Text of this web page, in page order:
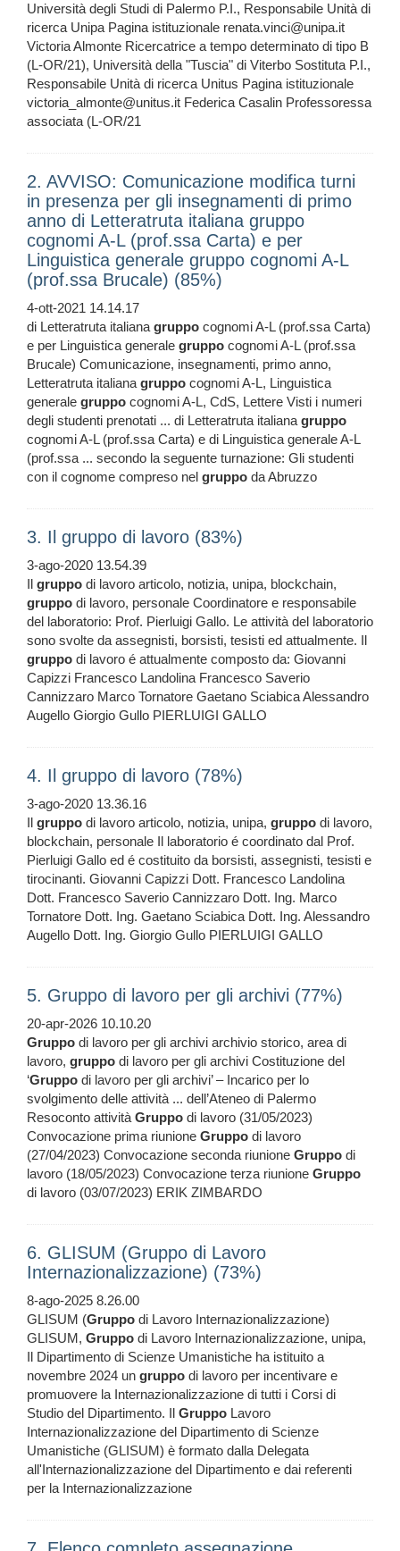
Università degli Studi di Palermo P.I., Responsabile Unità di
ricerca Unipa Pagina istituzionale renata.vinci@unipa.it
Victoria Almonte Ricercatrice a tempo determinato di tipo B
(L-OR/21), Università della "Tuscia" di Viterbo Sostituta P.I.,
Responsabile Unità di ricerca Unitus Pagina istituzionale
victoria_almonte@unitus.it Federica Casalin Professoressa
associata (L-OR/21
2. AVVISO: Comunicazione modifica turni
in presenza per gli insegnamenti di primo
anno di Letteratruta italiana gruppo
cognomi A-L (prof.ssa Carta) e per
Linguistica generale gruppo cognomi A-L
(prof.ssa Brucale) (85%)
4-ott-2021 14.14.17
di Letteratruta italianagruppo cognomi A-L (prof.ssa Carta)
e per Linguistica generale gruppo cognomi A-L (prof.ssa
Brucale) Comunicazione, insegnamenti, primo anno,
Letteratruta italianagruppo cognomi A-L, Linguistica
generale gruppo cognomi A-L, CdS, Lettere Visti i numeri
degli studenti prenotati ... di Letteratruta italianagruppo
cognomi A-L (prof.ssa Carta) e di Linguistica generale A-L
(prof.ssa ... secondo la seguente turnazione: Gli studenti
con il cognome compreso nel gruppo da Abruzzo
3. Il gruppo di lavoro (83%)
3-ago-2020 13.54.39
Il gruppo di lavoro articolo, notizia, unipa, blockchain,
gruppo di lavoro, personale Coordinatore e responsabile
del laboratorio: Prof. Pierluigi Gallo. Le attività del laboratorio
sono svolte da assegnisti, borsisti, tesisti ed attualmente. Il
gruppo di lavoro é attualmente composto da: Giovanni
Capizzi Francesco Landolina Francesco Saverio
Cannizzaro Marco Tornatore Gaetano Sciabica Alessandro
Augello Giorgio Gullo PIERLUIGI GALLO
4. Il gruppo di lavoro (78%)
3-ago-2020 13.36.16
Il gruppo di lavoro articolo, notizia, unipa, gruppo di lavoro,
blockchain, personale Il laboratorio é coordinato dal Prof.
Pierluigi Gallo ed é costituito da borsisti, assegnisti, tesisti e
tirocinanti. Giovanni Capizzi Dott. Francesco Landolina
Dott. Francesco Saverio Cannizzaro Dott. Ing. Marco
Tornatore Dott. Ing. Gaetano Sciabica Dott. Ing. Alessandro
Augello Dott. Ing. Giorgio Gullo PIERLUIGI GALLO
5. Gruppo di lavoro per gli archivi (77%)
20-apr-2026 10.10.20
Gruppo di lavoro per gli archivi archivio storico, area di
lavoro, gruppo di lavoro per gli archivi Costituzione del
‘Gruppo di lavoro per gli archivi’ – Incarico per lo
svolgimento delle attività ... dell’Ateneo di Palermo
Resoconto attivitàGruppo di lavoro (31/05/2023)
Convocazione prima riunione Gruppo di lavoro
(27/04/2023) Convocazione seconda riunione Gruppo di
lavoro (18/05/2023) Convocazione terza riunione Gruppo
di lavoro (03/07/2023) ERIK ZIMBARDO
6. GLISUM (Gruppo di Lavoro
Internazionalizzazione) (73%)
8-ago-2025 8.26.00
GLISUM (Gruppo di Lavoro Internazionalizzazione)
GLISUM, Gruppo di Lavoro Internazionalizzazione, unipa,
Il Dipartimento di Scienze Umanistiche ha istituito a
novembre 2024 un gruppo di lavoro per incentivare e
promuovere la Internazionalizzazione di tutti i Corsi di
Studio del Dipartimento. Il Gruppo Lavoro
Internazionalizzazione del Dipartimento di Scienze
Umanistiche (GLISUM) è formato dalla Delegata
all'Internazionalizzazione del Dipartimento e dai referenti
per la Internazionalizzazione